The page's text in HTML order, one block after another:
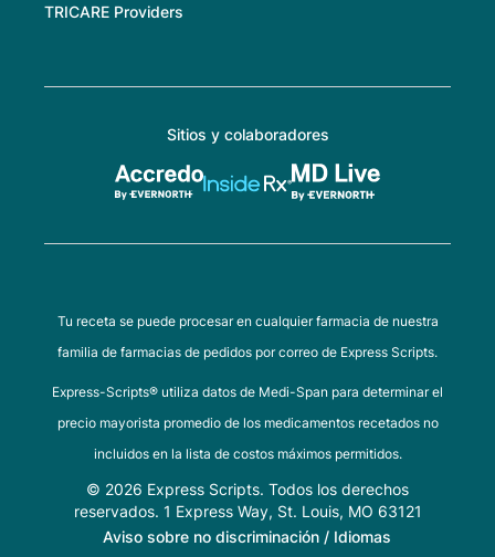
TRICARE Providers
Sitios y colaboradores
Tu receta se puede procesar en cualquier farmacia de nuestra
familia de farmacias de pedidos por correo de Express Scripts.
Express-Scripts® utiliza datos de Medi-Span para determinar el
precio mayorista promedio de los medicamentos recetados no
incluidos en la lista de costos máximos permitidos.
© 2026 Express Scripts. Todos los derechos
reservados. 1 Express Way, St. Louis, MO 63121
Aviso sobre no discriminación / Idiomas